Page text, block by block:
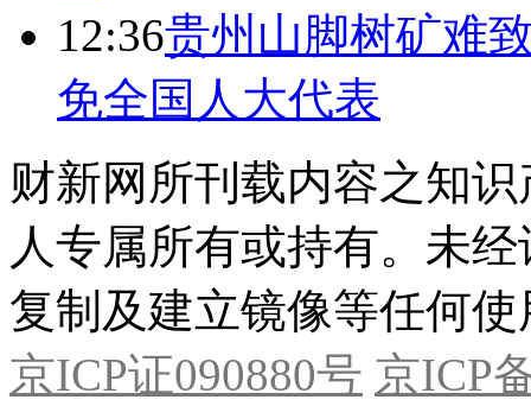
12:36贵州山脚树矿难
免全国人大代表
财新网所刊载内容之知
人专属所有或持有。未
复制及建立镜像等任何使
京ICP证090880号 京ICP